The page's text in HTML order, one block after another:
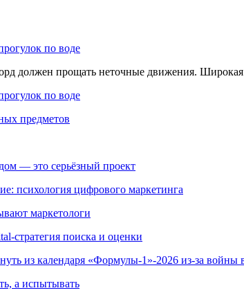
по воде
должен прощать неточные движения.
по воде
предметов
— это серьёзный проект
психология цифрового маркетинга
маркетологи
стратегия поиска и оценки
из календаря «Формулы-1»-2026 из-за войны
а испытывать